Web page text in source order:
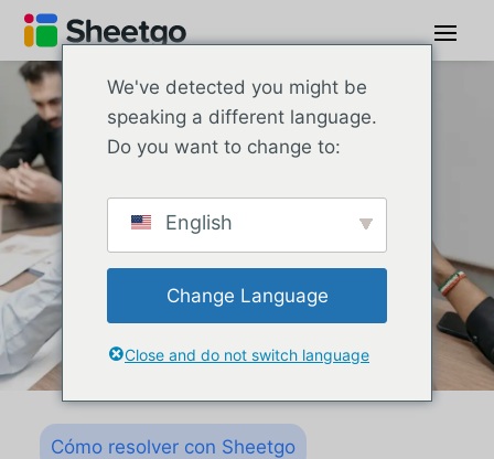
Cómo resolver con Sheetgo
We've detected you might be
speaking a different language.
Do you want to change to:
English
Change Language
Close and do not switch language